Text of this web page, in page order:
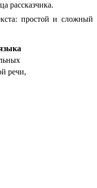
рассказчика.
простой и сложный
речи,